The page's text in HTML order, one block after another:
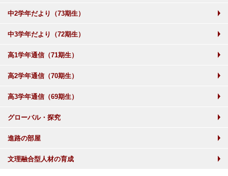
中2学年だより（73期生）
中3学年だより（72期生）
高1学年通信（71期生）
高2学年通信（70期生）
高3学年通信（69期生）
グローバル・探究
進路の部屋
文理融合型人材の育成